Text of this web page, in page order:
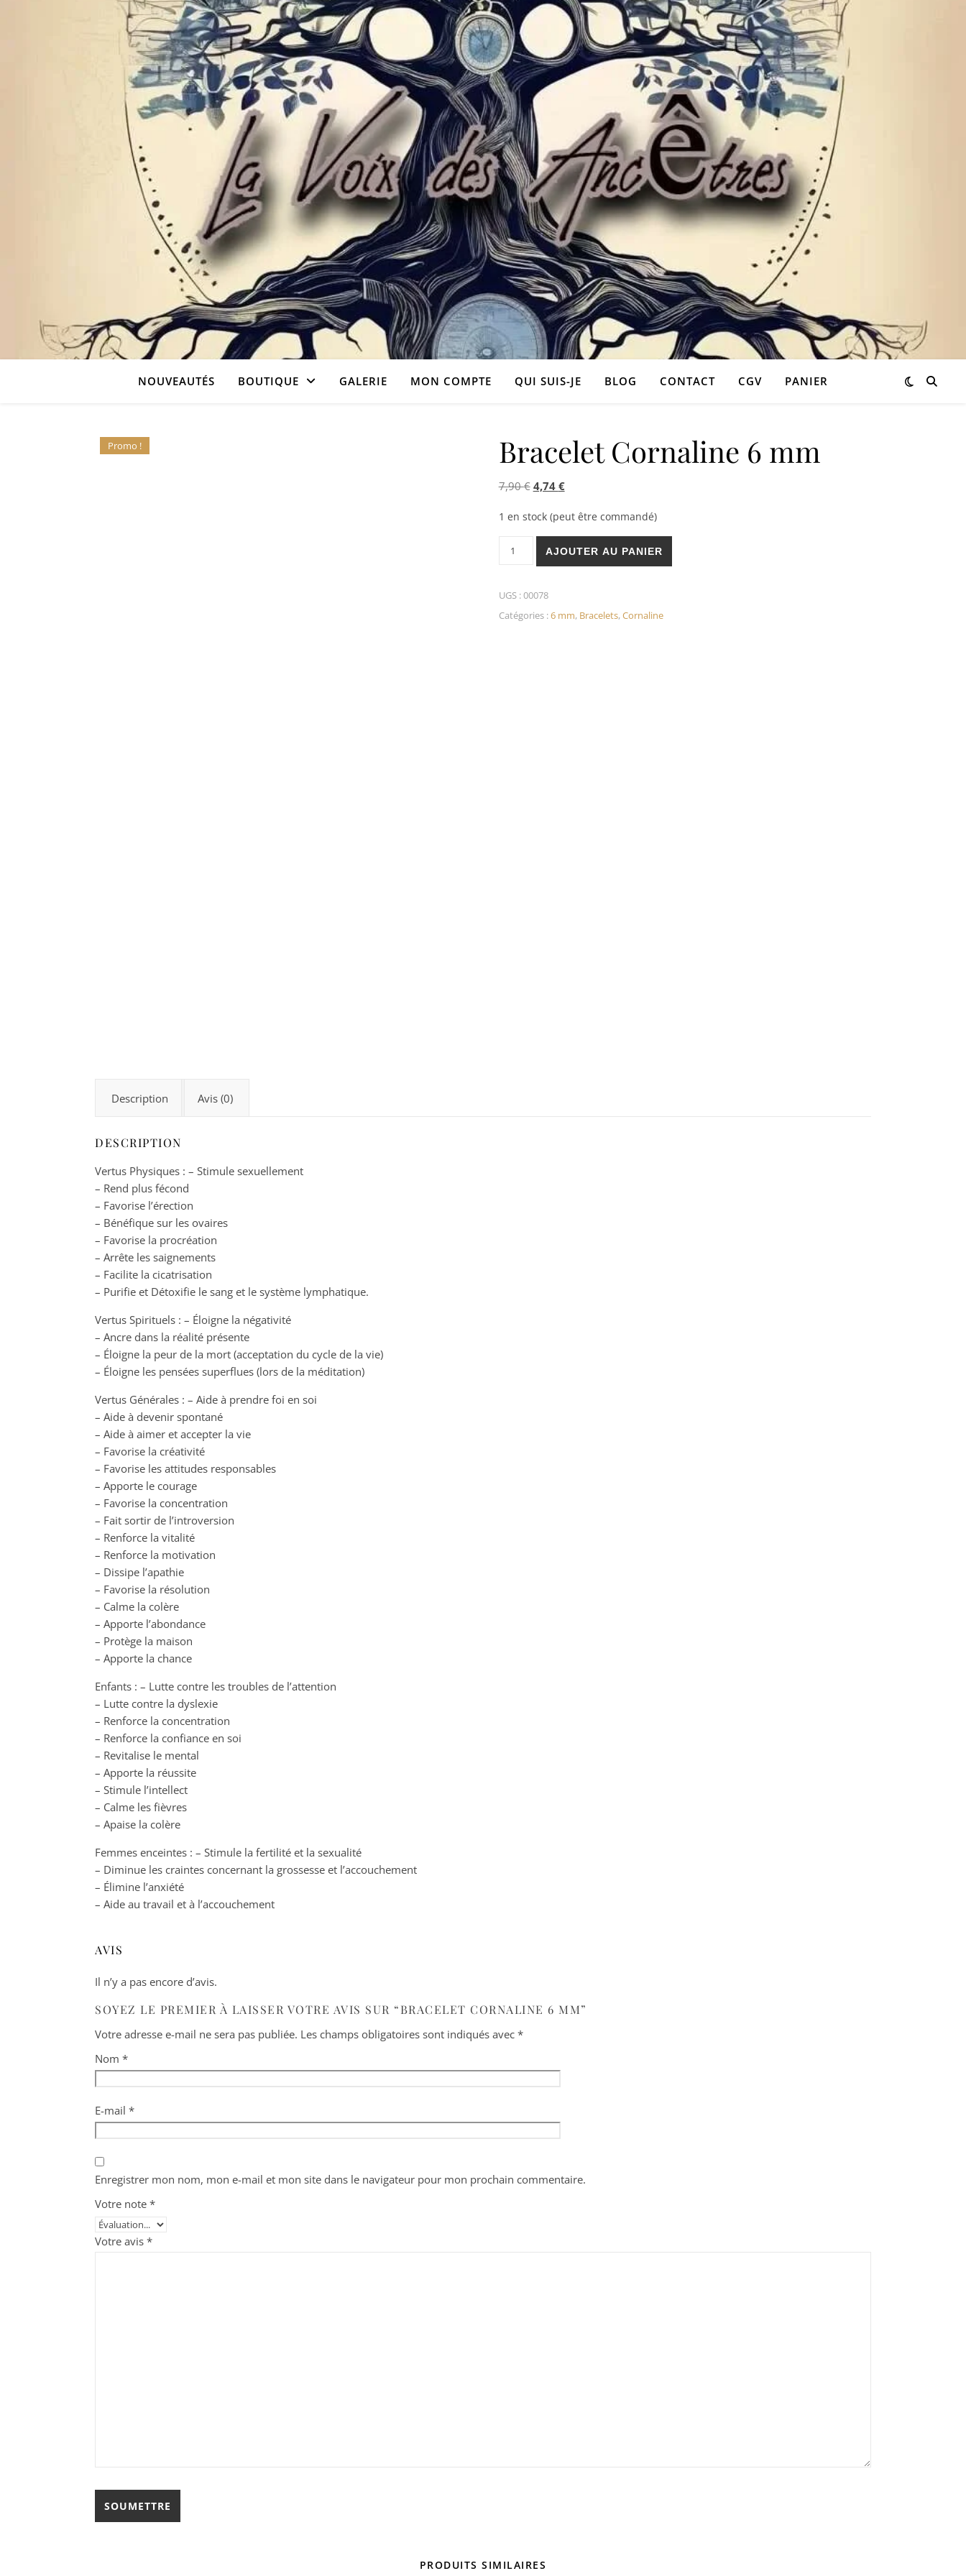
NOUVEAUTÉS BOUTIQUE GALERIE MON COMPTE QUI SUIS-JE BLOG CONTACT CGV PANIER
Promo ! Bracelet Cornaline 6 mm
7,90€ Le prix initial était : 7,90 €.
4,74 €Le prix actuel est : 4,74 €.
1 en stock (peut être commandé)
quantité de Bracelet Cornaline 6 mm
AJOUTER AU PANIER
UGS :00078
Catégories :6 mm, Bracelets,Cornaline
Description Avis (0)
DESCRIPTION
Vertus Physiques : – Stimule sexuellement
– Rend plus fécond
– Favorise l’érection
– Bénéfique sur les ovaires
– Favorise la procréation
– Arrête les saignements
– Facilite la cicatrisation
– Purifie et Détoxifie le sang et le système lymphatique.
Vertus Spirituels : – Éloigne la négativité
– Ancre dans la réalité présente
– Éloigne la peur de la mort (acceptation du cycle de la vie)
– Éloigne les pensées superflues (lors de la méditation)
Vertus Générales : – Aide à prendre foi en soi
– Aide à devenir spontané
– Aide à aimer et accepter la vie
– Favorise la créativité
– Favorise les attitudes responsables
– Apporte le courage
– Favorise la concentration
– Fait sortir de l’introversion
– Renforce la vitalité
– Renforce la motivation
– Dissipe l’apathie
– Favorise la résolution
– Calme la colère
– Apporte l’abondance
– Protège la maison
– Apporte la chance
Enfants : – Lutte contre les troubles de l’attention
– Lutte contre la dyslexie
– Renforce la concentration
– Renforce la confiance en soi
– Revitalise le mental
– Apporte la réussite
– Stimule l’intellect
– Calme les fièvres
– Apaise la colère
Femmes enceintes : – Stimule la fertilité et la sexualité
– Diminue les craintes concernant la grossesse et l’accouchement
– Élimine l’anxiété
– Aide au travail et à l’accouchement
AVIS
Il n’y a pas encore d’avis.
SOYEZ LE PREMIER À LAISSER VOTRE AVIS SUR “BRACELET CORNALINE 6 MM”
Votre adresse e-mail ne sera pas publiée. Les champs obligatoires sont indiqués avec *
Nom *
E-mail *
Enregistrer mon nom, mon e-mail et mon site dans le navigateur pour mon prochain commentaire.
Votre note *
Votre avis *
PRODUITS SIMILAIRES